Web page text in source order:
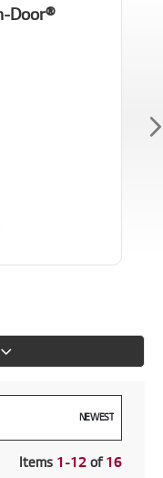
®InstaView™ Door-in-Door
Items 1-12 of16